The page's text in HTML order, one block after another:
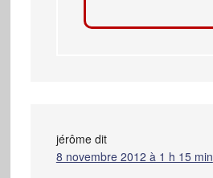
jérôme dit
8 novembre 2012 à 1 h 15 min